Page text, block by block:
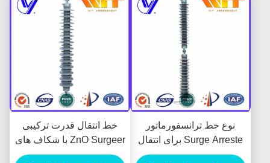
نوع خط ترانسفورماتور
Surge Arreste برای انتقال
نیرو ، مسکن سیلیکون
خط انتقال قدرت ترکیبی
ZnO Surgeer با شکاف های
سری خارجی ، ولتاژ بالا 220